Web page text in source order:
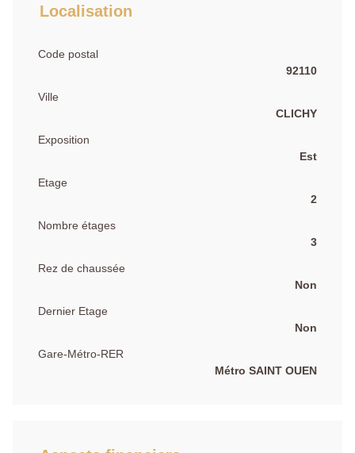
Localisation
Code postal
92110
Ville
CLICHY
Exposition
Est
Etage
2
Nombre étages
3
Rez de chaussée
Non
Dernier Etage
Non
Gare-Métro-RER
Métro SAINT OUEN